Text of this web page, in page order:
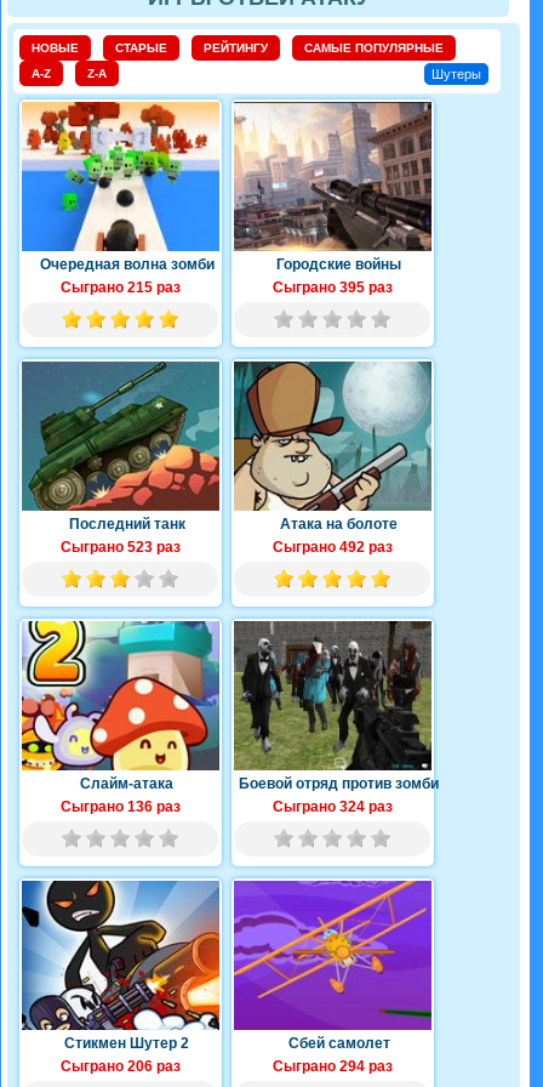
НОВЫЕ СТАРЫЕ РЕЙТИНГУ
САМЫЕ ПОПУЛЯРНЫЕ
A-Z
Z-A Шутеры
Очередная волна зомби
Сыграно 215 раз
Городские войны
Сыграно 395 раз
Последний танк
Сыграно 523 раз
Атака на болоте
Сыграно 492 раз
Слайм-атака
Сыграно 136 раз
Боевой отряд против зомби
Сыграно 324 раз
Стикмен Шутер 2
Сыграно 206 раз
Сбей самолет
Сыграно 294 раз